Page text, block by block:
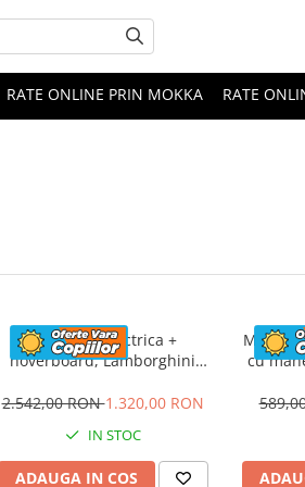
RATE ONLINE PRIN MOKKA RATE
Masinuta electrica +
hoverboard, Lamborghini
premium, Rosu
2.542,00 RON1.320,00 RON
IN STOC
ADAUGA IN COS
cu